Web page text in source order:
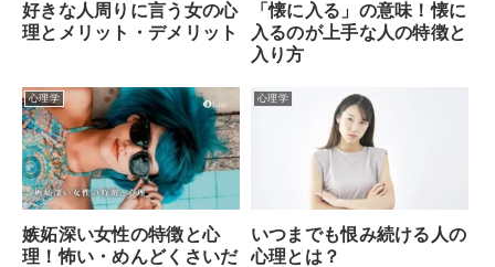
好きな人周りに言う女の心
理とメリット・デメリット
「懐に入る」の意味！懐に
入るのが上手な人の特徴と
入り方
心理学
嫉妬深い女性の特徴と心
理！怖い・めんどくさいだ
心理学
いつまでも恨み続ける人の
心理とは？